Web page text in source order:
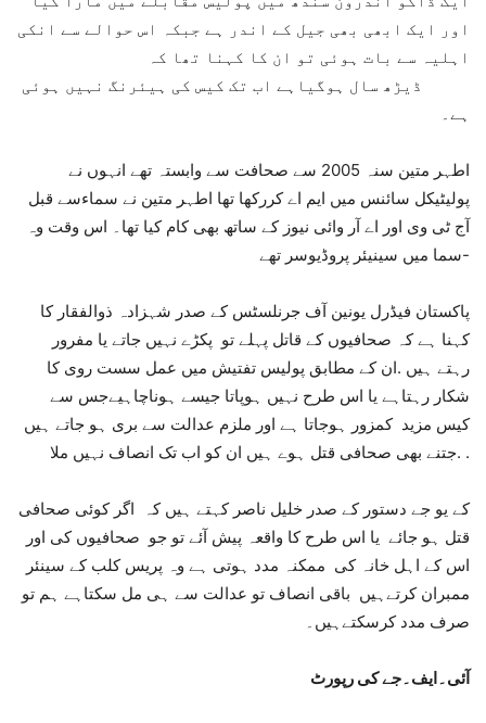
اور ایک ابھی بھی جیل کے اندر ہے جبکہ اس حوالے سے انکی
اہلیہ سے بات ہوئی تو ان کا کہنا تھا کہ
ڈیڑھ سال ہوگیاہے اب تک کیس کی ہیئرنگ نہیں ہوئی
ہے۔
اطہر متین سنہ 2005 سے صحافت سے وابستہ تھے انہوں نے
پولیٹیکل سائنس میں ایم اے کررکھا تھا اطہر متین نے سماءسے قبل
آج ٹی وی اور اے آر وائی نیوز کے ساتھ بھی کام کیا تھا۔ اس وقت وہ
سما میں سینیئر پروڈیوسر تھے-
پاکستان فیڈرل یونین آف جرنلسٹس کے صدر شہزادہ ذوالفقار کا
کہنا ہے کہ صحافیوں کے قاتل پہلے تو پکڑے نہیں جاتے یا مفرور
رہتے ہیں .ان کے مطابق پولیس تفتیش میں عمل سست روی کا
شکار رہتاہے یا اس طرح نہیں ہوپاتا جیسے ہوناچاہیےجس سے
کیس مزید کمزور ہوجاتا ہے اور ملزم عدالت سے بری ہو جاتے ہیں
.جتنے بھی صحافی قتل ہوے ہیں ان کو اب تک انصاف نہیں ملا .
کے یو جے دستور کے صدر خلیل ناصر کہتے ہیں کہ اگر کوئی صحافی
قتل ہو جائے یا اس طرح کا واقعہ پیش آئے تو جو صحافیوں کی اور
اس کے اہل خانہ کی ممکنہ مدد ہوتی ہے وہ پریس کلب کے سینئر
ممبران کرتےہیں باقی انصاف تو عدالت سے ہی مل سکتاہے ہم تو
صرف مدد کرسکتےہیں۔
آئی۔ایف۔جے کی رپورٹ